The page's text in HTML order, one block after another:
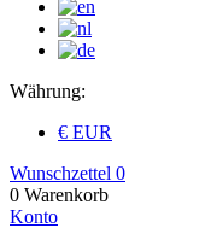
Währung:
€ EUR
Wunschzettel 0
0 Warenkorb
Konto